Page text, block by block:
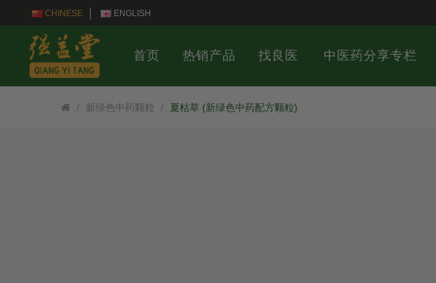
CHINESE ENGLISH
首页 热销产品 找良医 中医药分享专栏
新绿色中药颗粒 夏枯草 (新绿色中药配方颗粒)